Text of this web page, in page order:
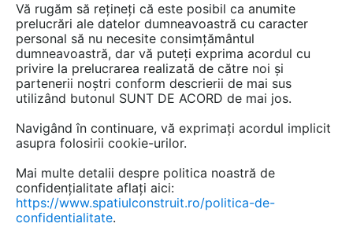
1 ARTICOL RESTRANGE
Vă rugăm să rețineți că este posibil ca anumite
prelucrări ale datelor dumneavoastră cu caracter
personal să nu necesite consimțământul
dumneavoastră, dar vă puteți exprima acordul cu
privire la prelucrarea realizată de către noi și
partenerii noștri conform descrierii de mai sus
utilizând butonul SUNT DE ACORD de mai jos.
Navigând în continuare, vă exprimați acordul implicit
asupra folosirii cookie-urilor.
Mai multe detalii despre politica noastră de
confidențialitate aflați aici:
https://www.spatiulconstruit.ro/politica-de-
confidentialitate.